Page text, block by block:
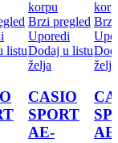
listu
korpu
Brzi pregled
Uporedi
Dodaj u listu
želja
CASIO
SPORT
AE-
Brzi
želja